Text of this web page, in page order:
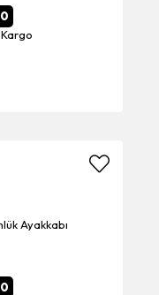
Ayakkabı